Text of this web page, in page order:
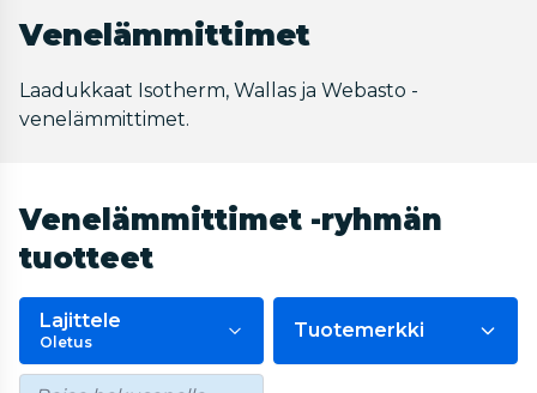
Venelämmittimet
Laadukkaat Isotherm, Wallas ja Webasto -
venelämmittimet.
Venelämmittimet -ryhmän
tuotteet
Lajittele
Oletus
Tuotemerkki